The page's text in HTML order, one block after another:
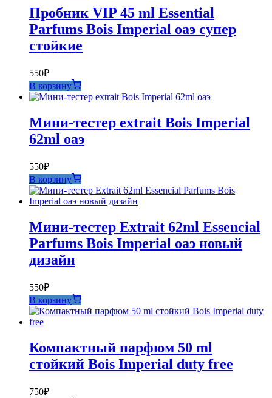
Пробник VIP 45 ml Essential
Parfums Bois Imperial оаэ супер
стойкие
550₽
В корзину
Мини-тестер extrait Bois Imperial
62ml оаэ
550₽
В корзину
Мини-тестер Extrait 62ml Essencial
Parfums Bois Imperial оаэ новый
дизайн
550₽
В корзину
Компактный парфюм 50 ml
стойкий Bois Imperial duty free
750₽